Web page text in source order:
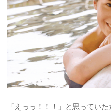
「えっっ！！！」と思ってい